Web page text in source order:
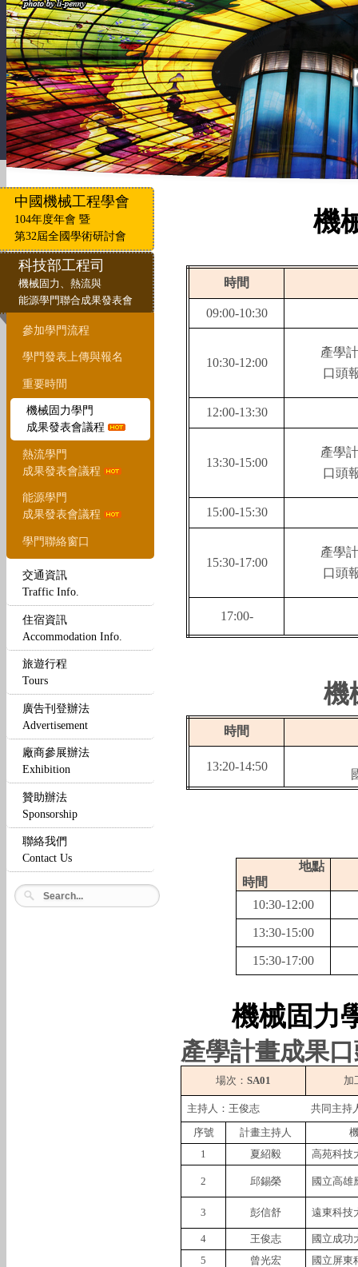
中國機械工程學會
104年度年會 暨
第32屆全國學術研討會
科技部工程司
機械固力、熱流與
能源學門聯合成果發表會
參加學門流程
學門發表上傳與報名
重要時間
機械固力學門
成果發表會議程
熱流學門
成果發表會議程
能源學門
成果發表會議程
學門聯絡窗口
交通資訊
Traffic Info.
住宿資訊
Accommodation Info.
旅遊行程
Tours
廣告刊登辦法
Advertisement
廠商參展辦法
Exhibition
贊助辦法
Sponsorship
聯絡我們
Contact Us
機
時間
09:00-10:30
10:30-12:00
產學
口頭
12:00-13:30
13:30-15:00
產學
口頭
15:00-15:30
15:30-17:00
產學
口頭
17:00-
機
時間
13:20-14:50
地點
時間
10:30-12:00
13:30-15:00
15:30-17:00
機械固力
產學計畫成果
場次： SA01 加
主持人：王俊志
共同主持
序號
計畫主持人
1
夏紹毅 高苑科技
2 邱錫榮 國立高雄
3 彭信舒 遠東科技
4 王俊志
國立成功
5
曾光宏
國立屏東